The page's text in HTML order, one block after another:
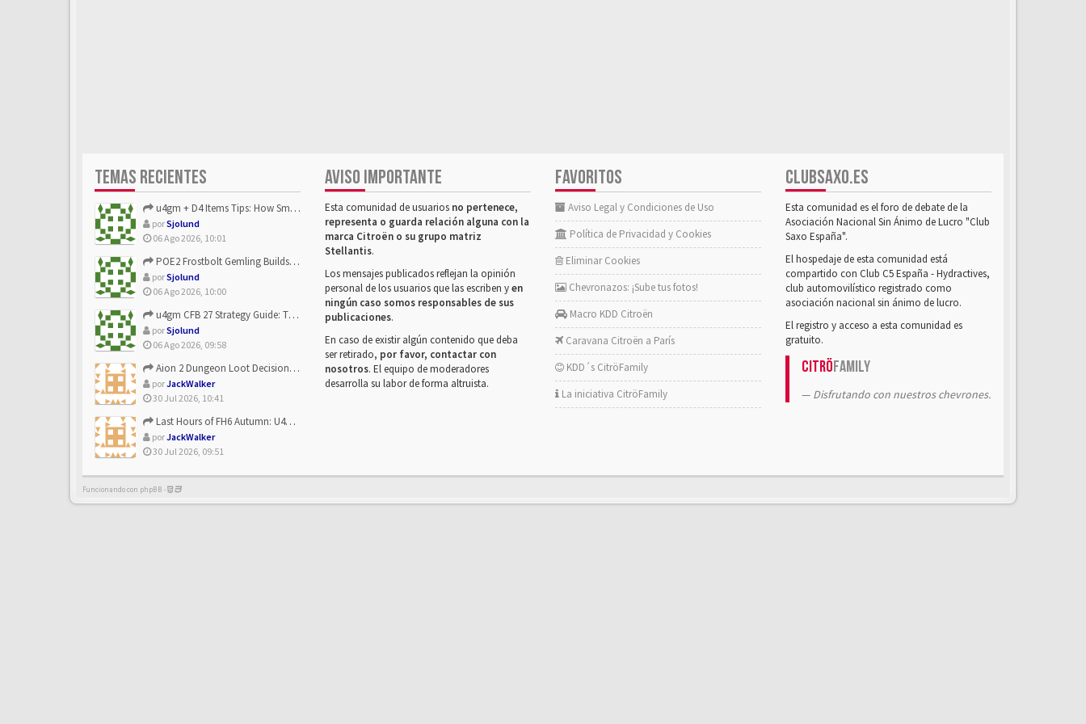
TEMAS RECIENTES
u4gm + D4 Items Tips: How Smart Players Optimize Gear, Build...
porSjolund
06 Ago 2026, 10:01
POE2 Frostbolt Gemling Builds Get Stronger With u4gm’s Ice C...
porSjolund
06 Ago 2026, 10:00
u4gm CFB 27 Strategy Guide: The Toxic Offensive Scheme Your ...
porSjolund
06 Ago 2026, 09:58
Aion 2 Dungeon Loot Decisions: Smarter Runs With U4N
porJackWalker
30 Jul 2026, 10:41
Last Hours of FH6 Autumn: U4N and the Best Rewards to Grab
porJackWalker
30 Jul 2026, 09:51
AVISO IMPORTANTE
Esta comunidad de usuarios no pertenece,
representa o guarda relación alguna con la
marca Citroën o su grupo matriz
Stellantis.
Los mensajes publicados reflejan la opinión
personal de los usuarios que las escriben yen
ningún caso somos responsables de sus
publicaciones.
En caso de existir algún contenido que deba
ser retirado, por favor, contactar con
nosotros. El equipo de moderadores
desarrolla su labor de forma altruista.
FAVORITOS
Aviso Legal y Condiciones de Uso
Política de Privacidad y Cookies
Eliminar Cookies
Chevronazos: ¡Sube tus fotos!
Macro KDD Citroën
Caravana Citroën a París
KDD´s CitröFamily
La iniciativa CitröFamily
CLUBSAXO.ES
Esta comunidad es el foro de debate de la
Asociación Nacional Sin Ánimo de Lucro "Club
Saxo España".
El hospedaje de esta comunidad está
compartido con Club C5 España - Hydractives,
club automovilístico registrado como
asociación nacional sin ánimo de lucro.
El registro y acceso a esta comunidad es
gratuito.
CitröFamily
Disfrutando con nuestros chevrones.
Funcionando con phpBB -